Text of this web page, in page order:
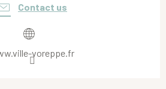
Contact us
voreppe.fr